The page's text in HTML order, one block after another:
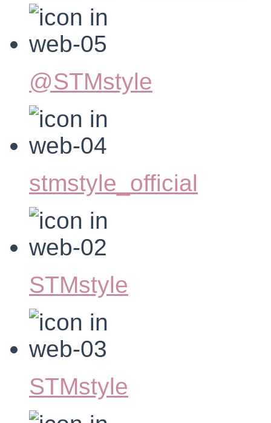
@STMstyle
stmstyle_official
STMstyle
STMstyle